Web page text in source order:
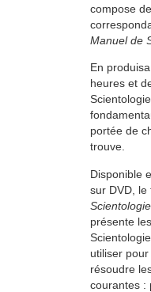
compose
Manuel de
En
heures et
portée de
trouve.
Disponible
sur DVD, le
présente
utiliser
résoudre
courantes :